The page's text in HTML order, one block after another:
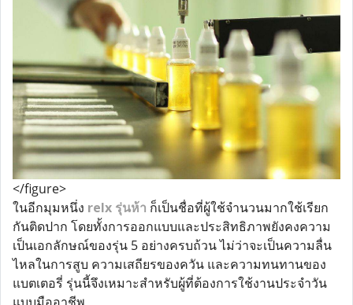
</figure>
ในอีกมุมหนึ่ง relx รุ่นห้า ก็เป็นชื่อที่ผู้ใช้จำนวนมากใช้เรียก
กันติดปาก โดยทั้งการออกแบบและประสิทธิภาพยังคงความ
เป็นเอกลักษณ์ของรุ่น 5 อย่างครบถ้วน ไม่ว่าจะเป็นความลื่น
ไหลในการสูบ ความเสถียรของควัน และความทนทานของ
แบตเตอรี่ รุ่นนี้จึงเหมาะสำหรับผู้ที่ต้องการใช้งานประจำวัน